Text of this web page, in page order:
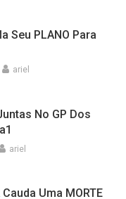
Seu PLANO Para
ariel
No GP Dos
ariel
Cauda Uma MORTE